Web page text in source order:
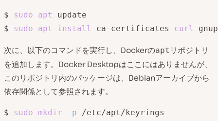
$ sudo apt
update
$ sudo apt install ca-certificates curl
次に、以下のコマンドを実行し、Dockerのapt リポジトリ
を追加します。Docker Desktopはここにはありませんが、
このリポジトリ内のパッケージは、Debianアーカイブから
依存関係として参照されます。
$ sudo mkdir -p /etc/apt/keyrings